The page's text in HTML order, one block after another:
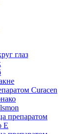
глаз
Curacen
препаратом
E